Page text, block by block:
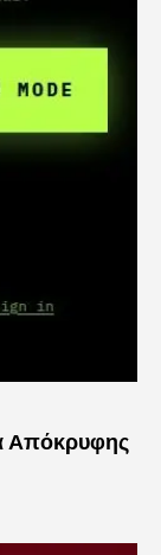
Απόκρυφης